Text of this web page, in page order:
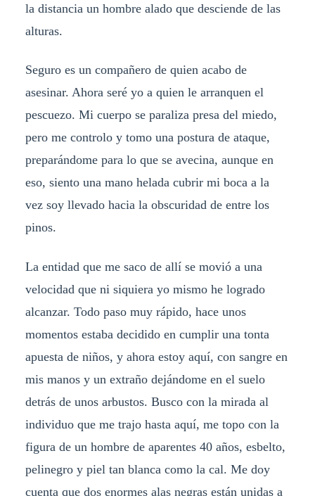
la distancia un hombre alado que desciende de las
alturas.
Seguro es un compañero de quien acabo de
asesinar. Ahora seré yo a quien le arranquen el
pescuezo. Mi cuerpo se paraliza presa del miedo,
pero me controlo y tomo una postura de ataque,
preparándome para lo que se avecina, aunque en
eso, siento una mano helada cubrir mi boca a la
vez soy llevado hacia la obscuridad de entre los
pinos.
La entidad que me saco de allí se movió a una
velocidad que ni siquiera yo mismo he logrado
alcanzar. Todo paso muy rápido, hace unos
momentos estaba decidido en cumplir una tonta
apuesta de niños, y ahora estoy aquí, con sangre en
mis manos y un extraño dejándome en el suelo
detrás de unos arbustos. Busco con la mirada al
individuo que me trajo hasta aquí, me topo con la
figura de un hombre de aparentes 40 años, esbelto,
pelinegro y piel tan blanca como la cal. Me doy
cuenta que dos enormes alas negras están unidas a